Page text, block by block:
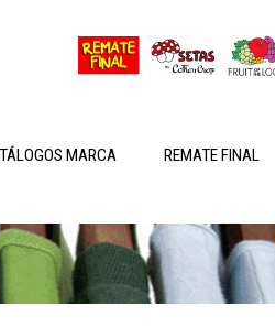
MARCA REMATE FINAL